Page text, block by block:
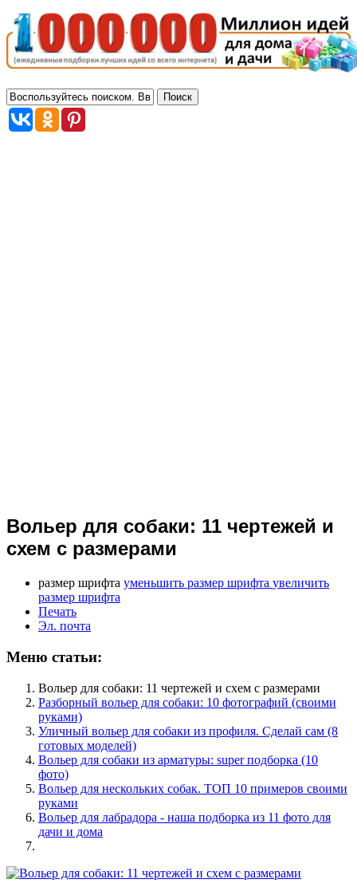
Вольер для собаки: 11 чертежей и
схем с размерами
размер шрифта уменьшить размер шрифта увеличить
размер шрифта
Печать
Эл. почта
Меню статьи:
Вольер для собаки: 11 чертежей и схем с размерами
Разборный вольер для собаки: 10 фотографий (своими
руками)
Уличный вольер для собаки из профиля. Сделай сам (8
готовых моделей)
Вольер для собаки из арматуры: super подборка (10
фото)
Вольер для нескольких собак. ТОП 10 примеров своими
руками
Вольер для лабрадора - наша подборка из 11 фото для
дачи и дома